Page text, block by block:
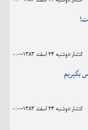
انتشار:دوشنبه 24 اسفند 1383-0:0
بگيريم
انتشار:دوشنبه 24 اسفند 1383-0:0